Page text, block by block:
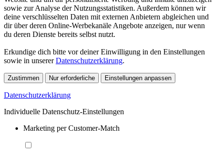
sowie zur Analyse der Nutzungsstatistiken. Außerdem können wir
deine verschlüsselten Daten mit externen Anbietern abgleichen und
dir über deren Online-Werbekanäle Angebote anzeigen, nur wenn
du deren Dienste bereits selbst nutzt.
Erkundige dich bitte vor deiner Einwilligung in den Einstellungen
sowie in unsererDatenschutzerklärung.
Zustimmen Nur erforderliche Einstellungen anpassen
Datenschutzerklärung
Individuelle Datenschutz-Einstellungen
Marketing per Customer-Match